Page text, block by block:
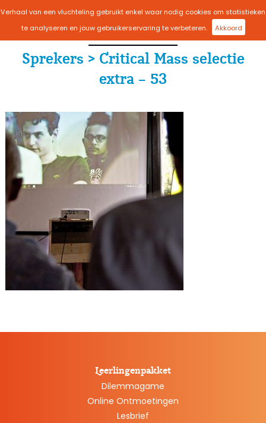
Verhaal van een vluchteling gebruikt enkel waar nodig cookies om statistieken
te analyseren en jouw gebruikerservaring te verbeteren.
Akkoord
menu
Sprekers > Critical Mass selectie
extra – 53
Leerlingenpakket
Dilemmagame
Online Ontmoetingen
Lesbrief